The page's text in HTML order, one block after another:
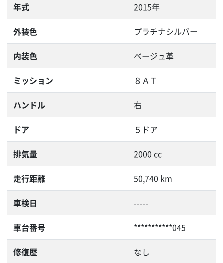
年式 2015年
外装色 プラチナシルバー
内装色 ベージュ革
ミッション ８ＡＴ
ハンドル 右
ドア ５ドア
排気量 2000 cc
走行距離 50,740 km
車検日 -----
車台番号 ***********045
修復歴 なし